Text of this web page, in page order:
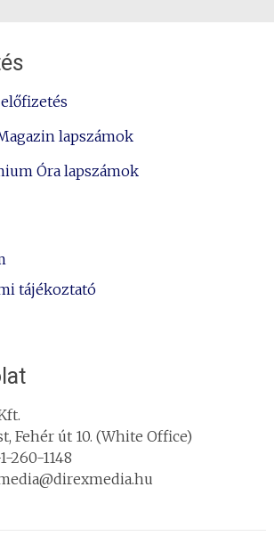
lapszámok
Óra lapszámok
tájékoztató
Fehér út 10. (White Office)
260-1148